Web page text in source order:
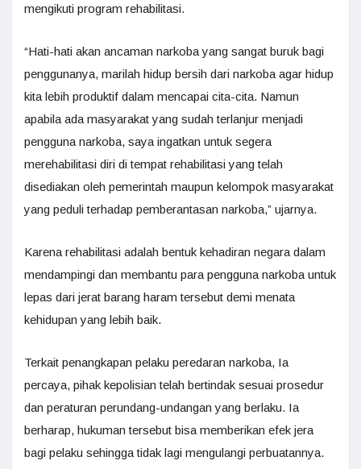
mengikuti program rehabilitasi.
“Hati-hati akan ancaman narkoba yang sangat buruk bagi
penggunanya, marilah hidup bersih dari narkoba agar hidup
kita lebih produktif dalam mencapai cita-cita. Namun
apabila ada masyarakat yang sudah terlanjur menjadi
pengguna narkoba, saya ingatkan untuk segera
merehabilitasi diri di tempat rehabilitasi yang telah
disediakan oleh pemerintah maupun kelompok masyarakat
yang peduli terhadap pemberantasan narkoba,” ujarnya.
Karena rehabilitasi adalah bentuk kehadiran negara dalam
mendampingi dan membantu para pengguna narkoba untuk
lepas dari jerat barang haram tersebut demi menata
kehidupan yang lebih baik.
Terkait penangkapan pelaku peredaran narkoba, Ia
percaya, pihak kepolisian telah bertindak sesuai prosedur
dan peraturan perundang-undangan yang berlaku. Ia
berharap, hukuman tersebut bisa memberikan efek jera
bagi pelaku sehingga tidak lagi mengulangi perbuatannya.